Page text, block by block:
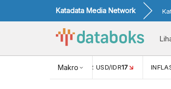
Katadata Media Network
Makro
NILAI TUKAR USD/IDR17